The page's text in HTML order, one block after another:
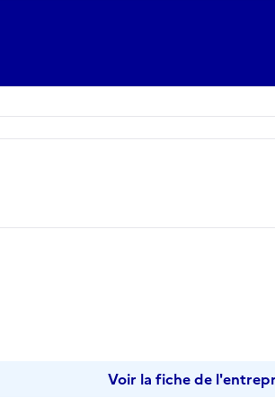
Voir la fiche de